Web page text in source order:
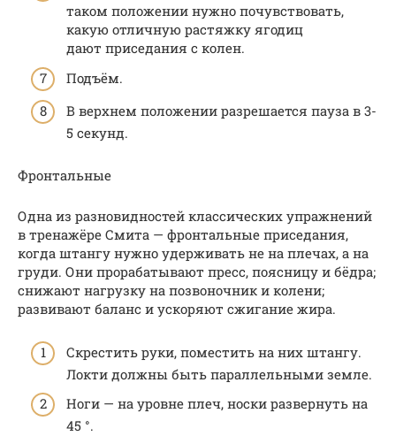
таком положении нужно почувствовать,
какую отличную растяжку ягодиц
дают приседания с колен.
Подъём.
В верхнем положении разрешается пауза в 3-
5 секунд.
Фронтальные
Одна из разновидностей классических упражнений
в тренажёре Смита — фронтальные приседания,
когда штангу нужно удерживать не на плечах, а на
груди. Они прорабатывают пресс, поясницу и бёдра;
снижают нагрузку на позвоночник и колени;
развивают баланс и ускоряют сжигание жира.
Скрестить руки, поместить на них штангу.
Локти должны быть параллельными земле.
Ноги — на уровне плеч, носки развернуть на
45 °.